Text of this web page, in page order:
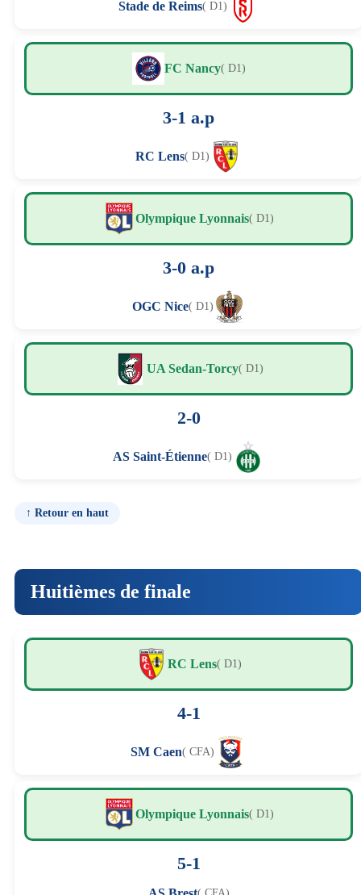
Stade de Reims( D1)
FC Nancy( D1)
3-1 a.p
RC Lens( D1)
Olympique Lyonnais( D1)
3-0 a.p
OGC Nice( D1)
UA Sedan-Torcy( D1)
2-0
AS Saint-Étienne( D1)
↑ Retour en haut
Huitièmes de finale
RC Lens( D1)
4-1
SM Caen( CFA)
Olympique Lyonnais( D1)
5-1